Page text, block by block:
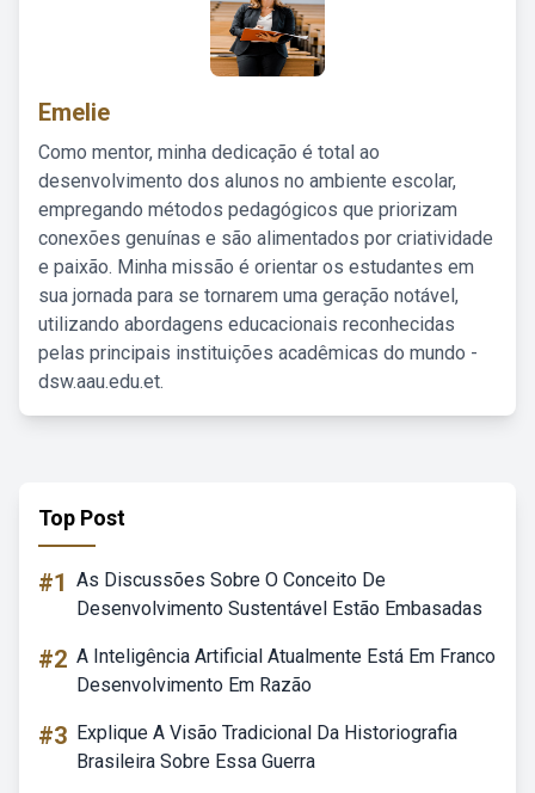
Emelie
Como mentor, minha dedicação é total ao
desenvolvimento dos alunos no ambiente escolar,
empregando métodos pedagógicos que priorizam
conexões genuínas e são alimentados por criatividade
e paixão. Minha missão é orientar os estudantes em
sua jornada para se tornarem uma geração notável,
utilizando abordagens educacionais reconhecidas
pelas principais instituições acadêmicas do mundo -
dsw.aau.edu.et.
Top Post
#1 As Discussões Sobre O Conceito De
Desenvolvimento Sustentável Estão Embasadas
#2 A Inteligência Artificial Atualmente Está Em Franco
Desenvolvimento Em Razão
#3 Explique A Visão Tradicional Da Historiografia
Brasileira Sobre Essa Guerra